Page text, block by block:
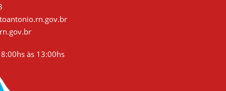
8:00hs às 13:00hs